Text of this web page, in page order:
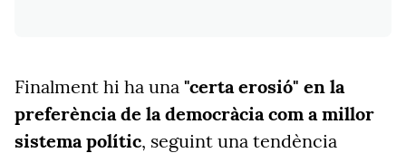
Finalment hi ha una "certa erosió" en la
preferència de la democràcia com a millor
sistema polític, seguint una tendència